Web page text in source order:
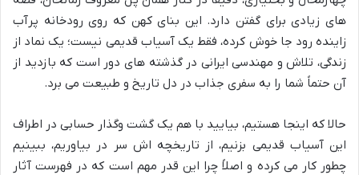
های زیادی برای گفتن دارد. این بنای کهن که روی رودخانه پرآب
زاینده رود جا خوش کرده، فقط یک آسیاب قدیمی نیست؛ یک نماد از
زندگی، تلاش و مهندسی ایرانی در گذشته های دور است که بازدید از
آن حتماً شما را به سفری جذاب در دل تاریخ و طبیعت می برد.
حالا که اینجا هستیم، بیایید با هم یک گشت وگذار حسابی در اطراف
این آسیاب قدیمی بزنیم، از تاریخچه اش سر در بیاوریم، ببینیم
چطور کار می کرده و اصلاً چرا این قدر مهم است که در فهرست آثار